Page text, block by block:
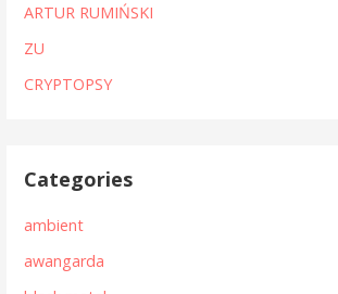
ARTUR RUMIŃSKI
ZU
CRYPTOPSY
Categories
ambient
awangarda